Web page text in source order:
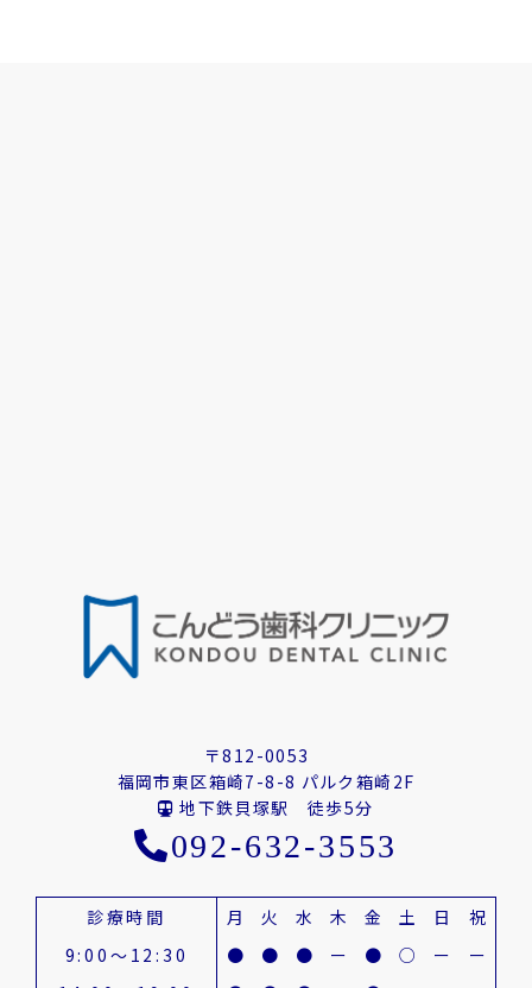
〒812-0053
福岡市東区箱崎7-8-8 パルク箱崎2F
地下鉄貝塚駅 徒歩5分
092-632-3553
診療時間 月 火 水 木 金 土 日
祝
9:00～12:30
● ● ● ー ● ○ ー
ー